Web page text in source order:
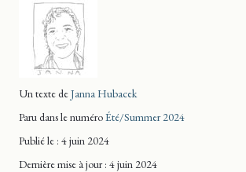
Un texte deJanna Hubacek
Paru dans le numéroÉté/Summer 2024
Publié le : 4 juin 2024
Dernière mise à jour: 4 juin 2024